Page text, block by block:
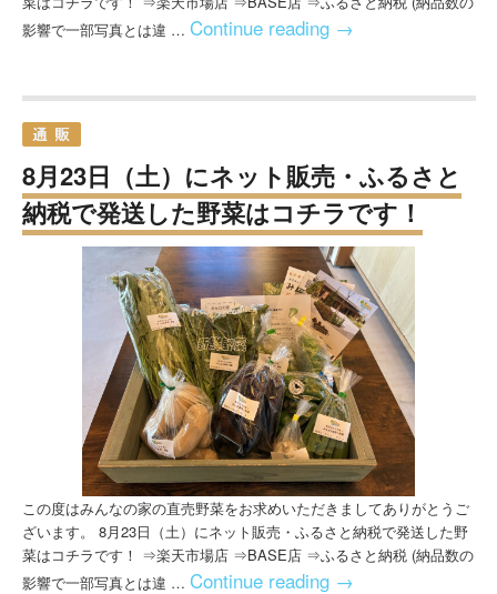
影響で一部写真とは違 … Continue reading →
8月23日（土）にネット販売・ふるさと
納税で発送した野菜はコチラです！
この度はみんなの家の直売野菜をお求めいただきましてありがとうご
ざいます。 8月23日（土）にネット販売・ふるさと納税で発送した野
菜はコチラです！ ⇒楽天市場店 ⇒BASE店 ⇒ふるさと納税 (納品数の
影響で一部写真とは違 … Continue reading →